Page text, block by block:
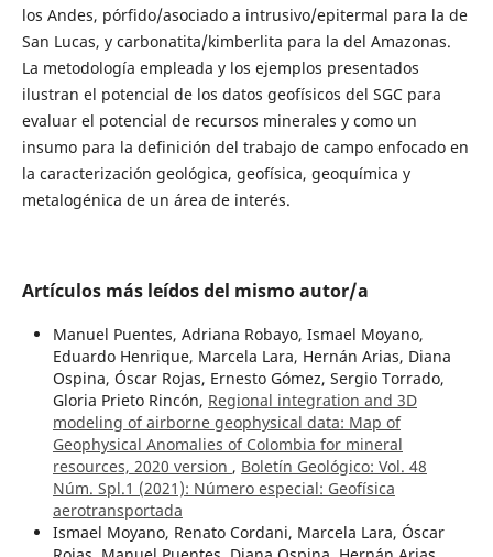
los Andes, pórfido/asociado a intrusivo/epitermal para la de
San Lucas, y carbonatita/kimberlita para la del Amazonas.
La metodología empleada y los ejemplos presentados
ilustran el potencial de los datos geofísicos del SGC para
evaluar el potencial de recursos minerales y como un
insumo para la definición del trabajo de campo enfocado en
la caracterización geológica, geofísica, geoquímica y
metalogénica de un área de interés.
Artículos más leídos del mismo autor/a
Manuel Puentes, Adriana Robayo, Ismael Moyano,
Eduardo Henrique, Marcela Lara, Hernán Arias, Diana
Ospina, Óscar Rojas, Ernesto Gómez, Sergio Torrado,
Gloria Prieto Rincón, Regional integration and 3D
modeling of airborne geophysical data: Map of
Geophysical Anomalies of Colombia for mineral
resources, 2020 version , Boletín Geológico: Vol. 48
Núm. Spl.1 (2021): Número especial: Geofísica
aerotransportada
Ismael Moyano, Renato Cordani, Marcela Lara, Óscar